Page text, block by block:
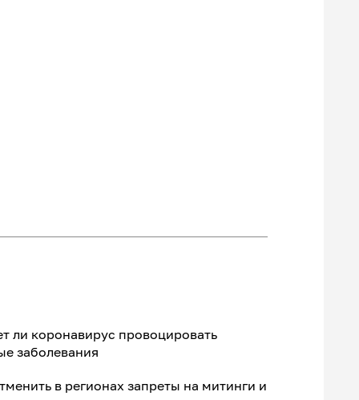
ли коронавирус провоцировать
заболевания
в регионах запреты на митинги и